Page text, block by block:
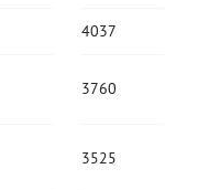
4037
3760
3525